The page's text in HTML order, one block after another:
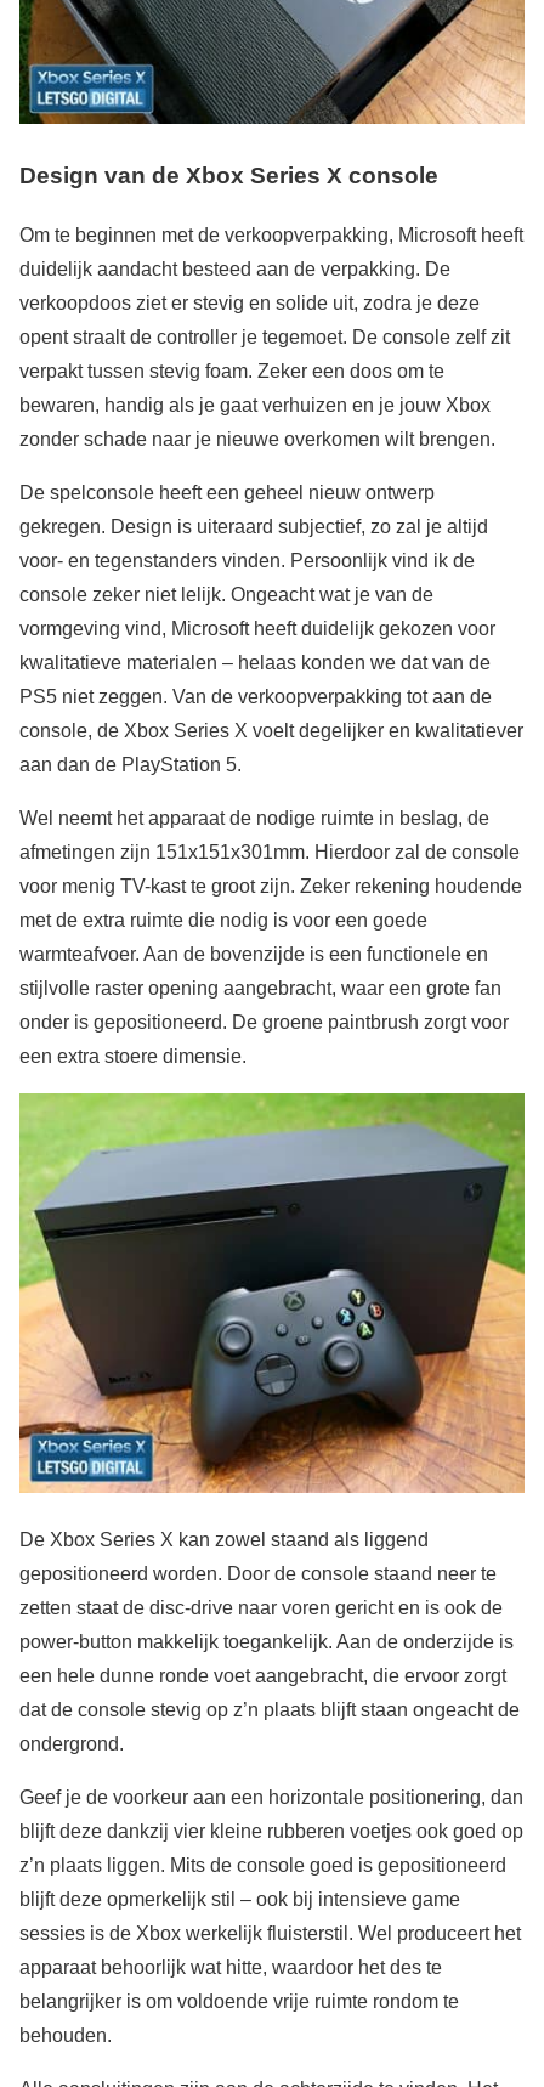
Design van de Xbox Series X console
Om te beginnen met de verkoopverpakking, Microsoft heeft
duidelijk aandacht besteed aan de verpakking. De
verkoopdoos ziet er stevig en solide uit, zodra je deze
opent straalt de controller je tegemoet. De console zelf zit
verpakt tussen stevig foam. Zeker een doos om te
bewaren, handig als je gaat verhuizen en je jouw Xbox
zonder schade naar je nieuwe overkomen wilt brengen.
De spelconsole heeft een geheel nieuw ontwerp
gekregen. Design is uiteraard subjectief, zo zal je altijd
voor- en tegenstanders vinden. Persoonlijk vind ik de
console zeker niet lelijk. Ongeacht wat je van de
vormgeving vind, Microsoft heeft duidelijk gekozen voor
kwalitatieve materialen – helaas konden we dat van de
PS5 niet zeggen. Van de verkoopverpakking tot aan de
console, de Xbox Series X voelt degelijker en kwalitatiever
aan dan de PlayStation 5.
Wel neemt het apparaat de nodige ruimte in beslag, de
afmetingen zijn 151x151x301mm. Hierdoor zal de console
voor menig TV-kast te groot zijn. Zeker rekening houdende
met de extra ruimte die nodig is voor een goede
warmteafvoer. Aan de bovenzijde is een functionele en
stijlvolle raster opening aangebracht, waar een grote fan
onder is gepositioneerd. De groene paintbrush zorgt voor
een extra stoere dimensie.
De Xbox Series X kan zowel staand als liggend
gepositioneerd worden. Door de console staand neer te
zetten staat de disc-drive naar voren gericht en is ook de
power-button makkelijk toegankelijk. Aan de onderzijde is
een hele dunne ronde voet aangebracht, die ervoor zorgt
dat de console stevig op z’n plaats blijft staan ongeacht de
ondergrond.
Geef je de voorkeur aan een horizontale positionering, dan
blijft deze dankzij vier kleine rubberen voetjes ook goed op
z’n plaats liggen. Mits de console goed is gepositioneerd
blijft deze opmerkelijk stil – ook bij intensieve game
sessies is de Xbox werkelijk fluisterstil. Wel produceert het
apparaat behoorlijk wat hitte, waardoor het des te
belangrijker is om voldoende vrije ruimte rondom te
behouden.